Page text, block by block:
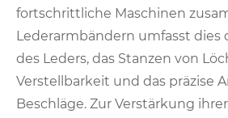
fortschrittliche Maschinen
Lederarmbändern umfasst dies
des Leders, das Stanzen von
Verstellbarkeit und das präzise
Beschläge. Zur Verstärkung